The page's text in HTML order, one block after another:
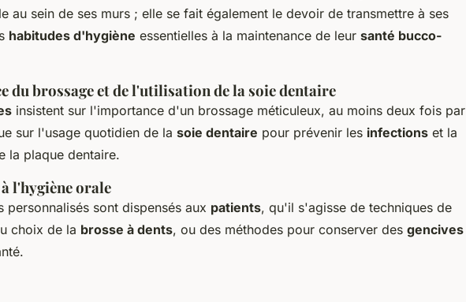
au sein de ses murs ; elle se fait également le devoir de transmettre à ses
habitudes d'hygiène essentielles à la maintenance de leur santé bucco-
du brossage et de l'utilisation de la soie dentaire
insistent sur l'importance d'un brossage méticuleux, au moins deux fois par
sur l'usage quotidien de la soie dentaire pour prévenir les infections et la
la plaque dentaire.
l'hygiène orale
personnalisés sont dispensés aux patients, qu'il s'agisse de techniques de
choix de la brosse à dents, ou des méthodes pour conserver des gencives